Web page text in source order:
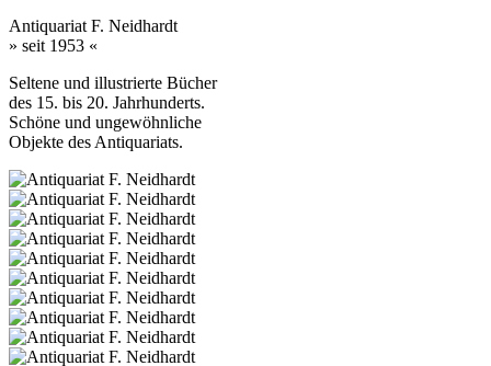
Antiquariat F. Neidhardt
» seit 1953 «
Seltene und illustrierte Bücher
des 15. bis 20. Jahrhunderts.
Schöne und ungewöhnliche
Objekte des Antiquariats.